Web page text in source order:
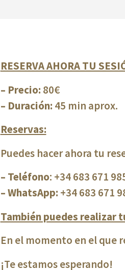
RESERVA AHORA TU
– Precio: 80€
– Duración: 45 min aprox.
Reservas:
Puedes hacer ahora tu
– Teléfono: +34 683 671
– WhatsApp: +34 683 671
También puedes realizar
En el momento en el que
¡Te estamos esperando!